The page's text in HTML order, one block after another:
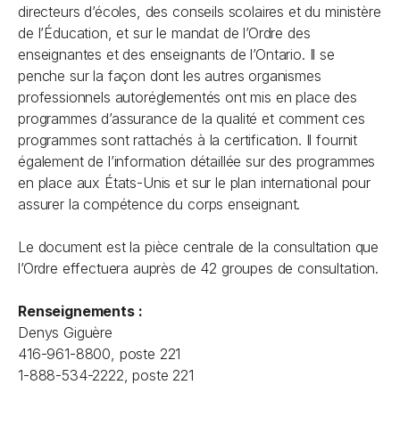
directeurs d’écoles, des conseils scolaires et du ministère
de l’Éducation, et sur le mandat de l’Ordre des
enseignantes et des enseignants de l’Ontario. Il se
penche sur la façon dont les autres organismes
professionnels autoréglementés ont mis en place des
programmes d’assurance de la qualité et comment ces
programmes sont rattachés à la certification. Il fournit
également de l’information détaillée sur des programmes
en place aux États-Unis et sur le plan international pour
assurer la compétence du corps enseignant.
Le document est la pièce centrale de la consultation que
l’Ordre effectuera auprès de 42 groupes de consultation.
Renseignements :
Denys Giguère
416-961-8800, poste 221
1-888-534-2222, poste 221